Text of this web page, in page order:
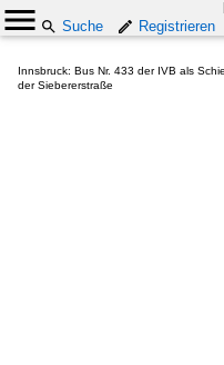
Suche
Registrieren
Innsbruck: Bus Nr. 433 der IVB als
der Siebererstraße